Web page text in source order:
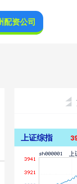
配资公司
上证综指